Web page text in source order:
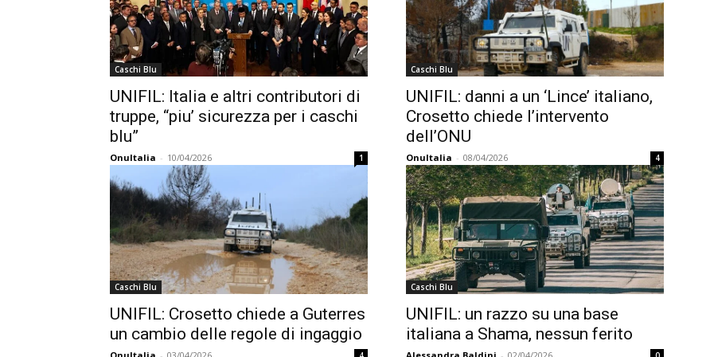
Caschi Blu
UNIFIL: Italia e altri contributori di
truppe, “piu’ sicurezza per i caschi
blu”
OnuItalia - 10/04/2026 1
Caschi Blu
UNIFIL: danni a un ‘Lince’ italiano,
Crosetto chiede l’intervento
dell’ONU
OnuItalia - 08/04/2026 4
Caschi Blu
UNIFIL: Crosetto chiede a Guterres
un cambio delle regole di ingaggio
Caschi Blu
UNIFIL: un razzo su una base
italiana a Shama, nessun ferito